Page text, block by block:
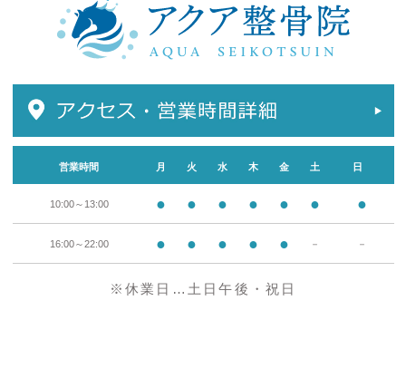
営業時間 月 火 水 木 金 土 日
10:00～13:00 ● ● ● ● ● ● ●
16:00～22:00 ● ● ● ● ● － －
※休業日…土日午後・祝日